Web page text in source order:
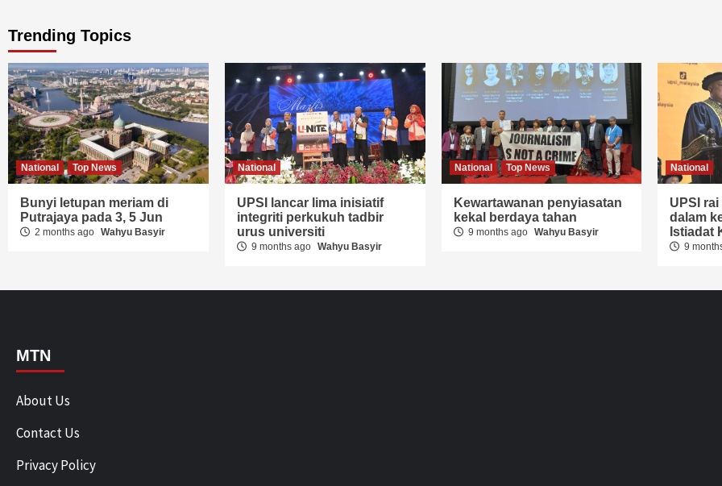
Trending Topics
National Top News
Bunyi letupan meriam di
Putrajaya pada 3, 5 Jun
2 months ago Wahyu Basyir
National
UPSI lancar lima inisiatif
integriti perkukuh tadbir
urus universiti
9 months ago Wahyu Basyir
National Top News
Kewartawanan penyiasatan
kekal berdaya tahan
9 months ago Wahyu Basyir
National
UPSI
dalam
Istiadat
9
MTN
About Us
Contact Us
Privacy Policy